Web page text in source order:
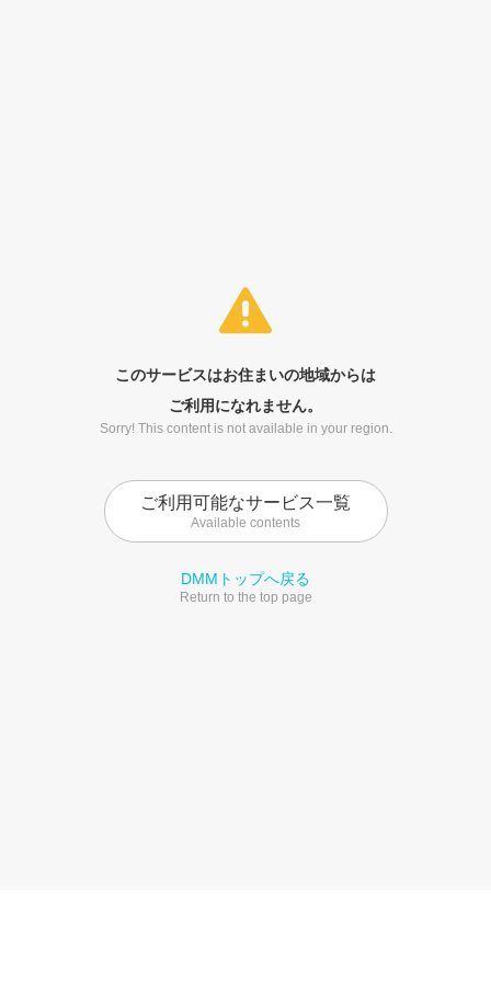
このサービスはお住まいの地域からは
ご利用になれません。
Sorry! This content is not available in your region.
ご利用可能なサービス一覧
Available contents
DMMトップへ戻る
Return to the top page